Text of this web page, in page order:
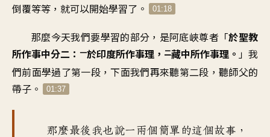
倒覆等等 ， 就可以開始學習了 。 01:18
那麼今天我們要學習的部分 ， 是阿底峽尊者 「於聖教
所作事中分二 ： 一於印度所作事理 ， 二藏中所作事理 。 」 我
們前面學過了第一段 ，下面我們再來聽第二段 ，聽師父的
帶子 。 01:37
那麼最後我也說一兩個簡單的這個故事 ，